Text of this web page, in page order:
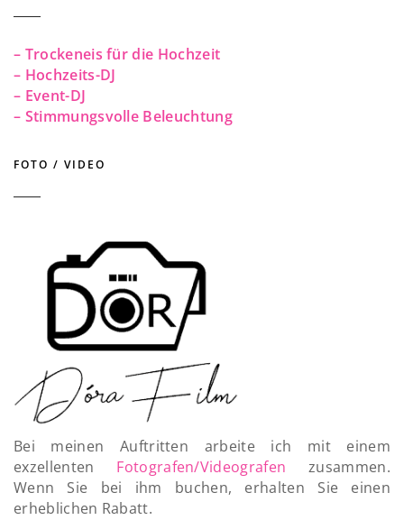
– Trockeneis für die Hochzeit
– Hochzeits-DJ
– Event-DJ
– Stimmungsvolle Beleuchtung
FOTO / VIDEO
Bei meinen Auftritten arbeite ich mit einem
exzellenten Fotografen/Videografen zusammen.
Wenn Sie bei ihm buchen, erhalten Sie einen
erheblichen Rabatt.